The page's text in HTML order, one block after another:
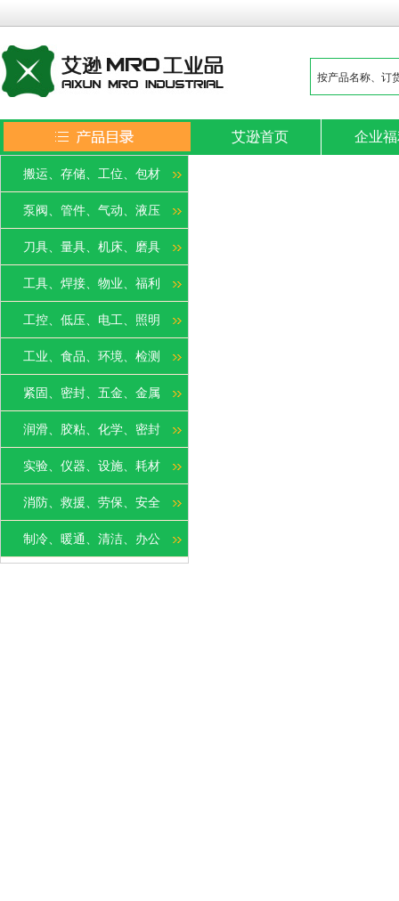
艾逊首页 企业
搬运、存储、工位、包材
泵阀、管件、气动、液压
刀具、量具、机床、磨具
工具、焊接、物业、福利
工控、低压、电工、照明
工业、食品、环境、检测
紧固、密封、五金、金属
润滑、胶粘、化学、密封
实验、仪器、设施、耗材
消防、救援、劳保、安全
制冷、暖通、清洁、办公